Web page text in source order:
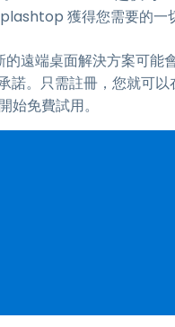
獲得您需要的一
遠端桌面解決方案可能
諾。只需註冊，您就可
免費試用。